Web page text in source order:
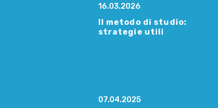
16.03.2026
Il metodo di studio:
strategie utili
07.04.2025